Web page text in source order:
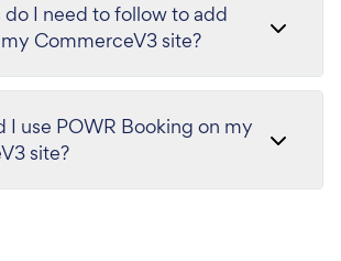
I need to follow to add
CommerceV3 site?
I use POWR Booking on my
site?